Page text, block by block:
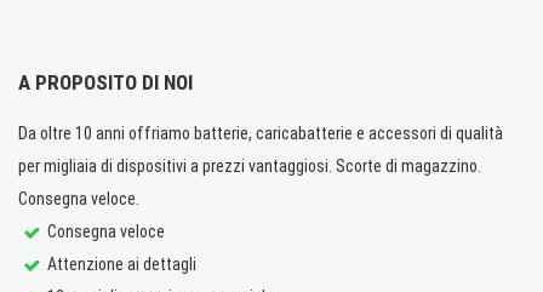
A PROPOSITO DI NOI
Da oltre 10 anni offriamo batterie, caricabatterie e accessori di qualità
per migliaia di dispositivi a prezzi vantaggiosi. Scorte di magazzino.
Consegna veloce.
Consegna veloce
Attenzione ai dettagli